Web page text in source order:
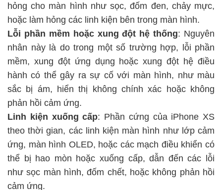
hỏng cho màn hình như sọc, đốm đen, chảy mực,
hoặc làm hỏng các linh kiện bên trong màn hình.
Lỗi phần mềm hoặc xung đột hệ thống: Nguyên
nhân này là do trong một số trường hợp, lỗi phần
mềm, xung đột ứng dụng hoặc xung đột hệ điều
hành có thể gây ra sự cố với màn hình, như màu
sắc bị ám, hiển thị không chính xác hoặc không
phản hồi cảm ứng.
Linh kiện xuống cấp: Phần cứng của iPhone XS
theo thời gian, các linh kiện màn hình như lớp cảm
ứng, màn hình OLED, hoặc các mạch điều khiển có
thể bị hao mòn hoặc xuống cấp, dẫn đến các lỗi
như sọc màn hình, đốm chết, hoặc không phản hồi
cảm ứng.